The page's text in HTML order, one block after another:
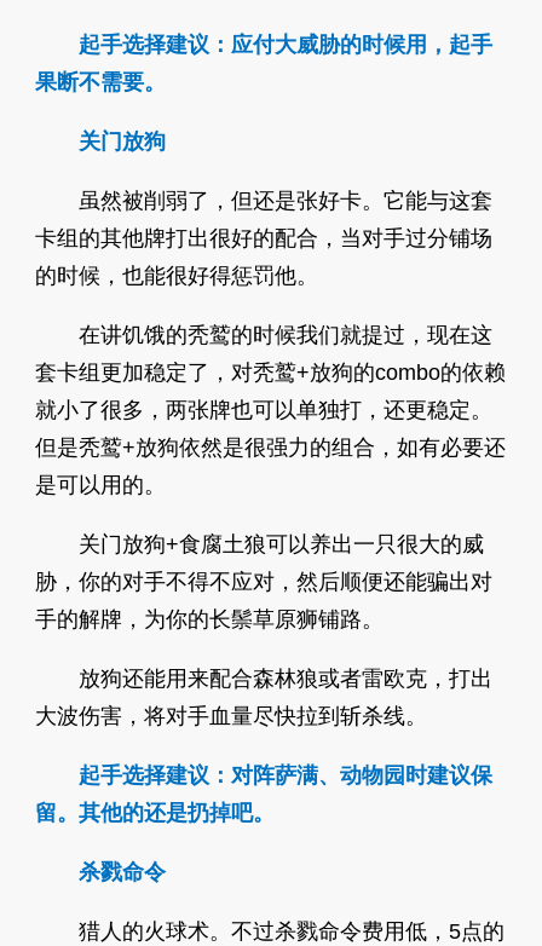
起手选择建议：应付大威胁的时候用，起手
果断不需要。
关门放狗
虽然被削弱了，但还是张好卡。它能与这套
卡组的其他牌打出很好的配合，当对手过分铺场
的时候，也能很好得惩罚他。
在讲饥饿的秃鹫的时候我们就提过，现在这
套卡组更加稳定了，对秃鹫+放狗的combo的依赖
就小了很多，两张牌也可以单独打，还更稳定。
但是秃鹫+放狗依然是很强力的组合，如有必要还
是可以用的。
关门放狗+食腐土狼可以养出一只很大的威
胁，你的对手不得不应对，然后顺便还能骗出对
手的解牌，为你的长鬃草原狮铺路。
放狗还能用来配合森林狼或者雷欧克，打出
大波伤害，将对手血量尽快拉到斩杀线。
起手选择建议：对阵萨满、动物园时建议保
留。其他的还是扔掉吧。
杀戮命令
猎人的火球术。不过杀戮命令费用低，5点的